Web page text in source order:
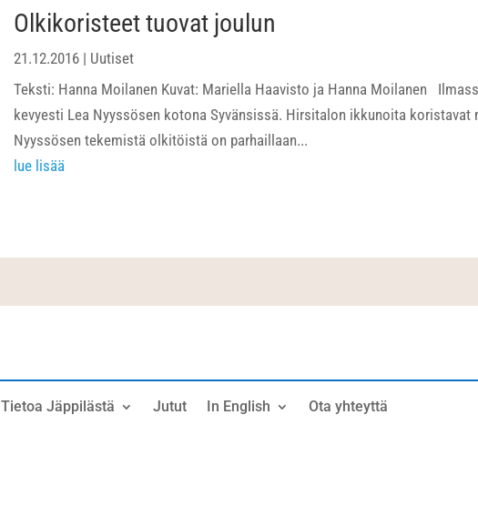
Olkikoristeet tuovat joulun
21.12.2016| Uutiset
Teksti: Hanna Moilanen Kuvat: Mariella Haavisto ja Hanna Moilanen
kevyesti Lea Nyyssösen kotona Syvänsissä. Hirsitalon ikkunoita
Nyyssösen tekemistä olkitöistä on parhaillaan...
lue lisää
Tietoa Jäppilästä Jutut In English Ota yhteyttä